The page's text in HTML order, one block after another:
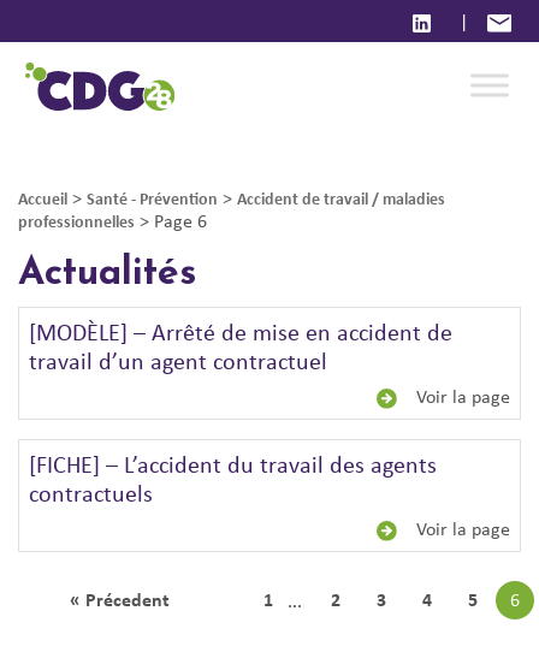
|
Accueil > Santé - Prévention > Accident de travail / maladies
professionnelles > Page 6
Actualités
[MODÈLE] – Arrêté de mise en accident de
travail d’un agent contractuel
Voir la page
[FICHE] – L’accident du travail des agents
contractuels
Voir la page
« Précedent 1 ... 2 3 4 5 6